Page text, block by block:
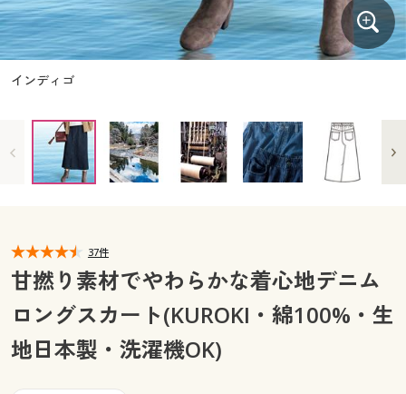
大きいサイズ メンズ
大きいサイズ 事務・制服
カタログ
カタログ・チラシからのご注文
デジタルカタログ
カタログ無料プレゼント
マイページ
閲覧履歴
大きいサイズ 事務・制服
カタログ・チラシからのご注文
デジタルカタログ
カタログ無料プレゼント
会員メニュー
閲覧履歴
お気に入り
サポート
インディゴ
37件
甘撚り素材でやわらかな着心地デニム
ロングスカート(KUROKI・綿100%・生
地日本製・洗濯機OK)